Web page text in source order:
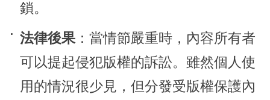
鎖。
法律後果：當情節嚴重時，內容所有者
可以提起侵犯版權的訴訟。雖然個人使
用的情況很少見，但分發受版權保護內